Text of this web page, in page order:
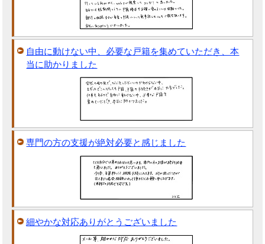
自由に動けない中、必要な戸籍を集めていただき、本
当に助かりました
専門の方の支援が絶対必要と感じました
細やかな対応ありがとうございました